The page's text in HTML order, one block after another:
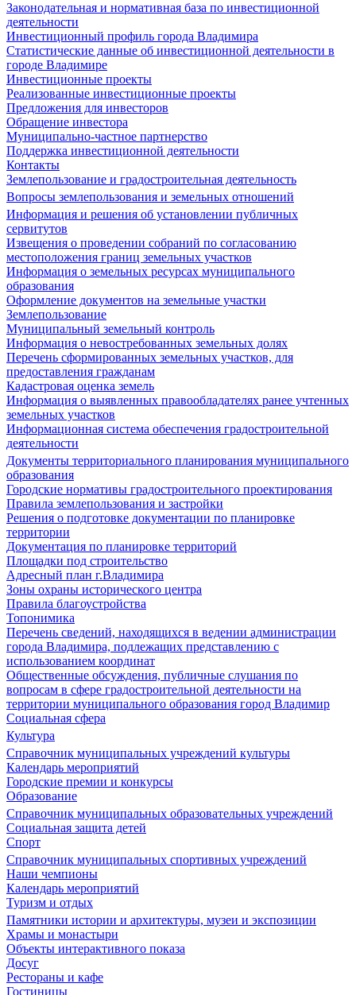
Законодательная и нормативная база по инвестиционной
деятельности
Инвестиционный профиль города Владимира
Статистические данные об инвестиционной деятельности в
городе Владимире
Инвестиционные проекты
Реализованные инвестиционные проекты
Предложения для инвесторов
Обращение инвестора
Муниципально-частное партнерство
Поддержка инвестиционной деятельности
Контакты
Землепользование и градостроительная деятельность
Вопросы землепользования и земельных отношений
Информация и решения об установлении публичных
сервитутов
Извещения о проведении собраний по согласованию
местоположения границ земельных участков
Информация о земельных ресурсах муниципального
образования
Оформление документов на земельные участки
Землепользование
Муниципальный земельный контроль
Информация о невостребованных земельных долях
Перечень сформированных земельных участков, для
предоставления гражданам
Кадастровая оценка земель
Информация о выявленных правообладателях ранее учтенных
земельных участков
Информационная система обеспечения градостроительной
деятельности
Документы территориального планирования муниципального
образования
Городские нормативы градостроительного проектирования
Правила землепользования и застройки
Решения о подготовке документации по планировке
территории
Документация по планировке территорий
Площадки под строительство
Адресный план г.Владимира
Зоны охраны исторического центра
Правила благоустройства
Топонимика
Перечень сведений, находящихся в ведении администрации
города Владимира, подлежащих представлению с
использованием координат
Общественные обсуждения, публичные слушания по
вопросам в сфере градостроительной деятельности на
территории муниципального образования город Владимир
Социальная сфера
Культура
Справочник муниципальных учреждений культуры
Календарь мероприятий
Городские премии и конкурсы
Образование
Справочник муниципальных образовательных учреждений
Социальная защита детей
Спорт
Справочник муниципальных спортивных учреждений
Наши чемпионы
Календарь мероприятий
Туризм и отдых
Памятники истории и архитектуры, музеи и экспозиции
Храмы и монастыри
Объекты интерактивного показа
Досуг
Рестораны и кафе
Гостиницы